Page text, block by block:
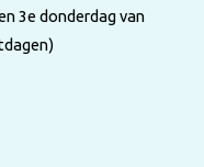
3e donderdag van